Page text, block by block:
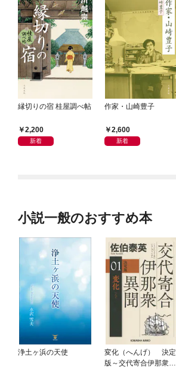
縁切りの宿 桂屋調べ帖
2,200
新着
作家・山崎豊子
2,600
新着
小説一般のおすすめ本
浄土ヶ浜の天使
変化（へんげ） 決定
版～交代寄合伊那衆異